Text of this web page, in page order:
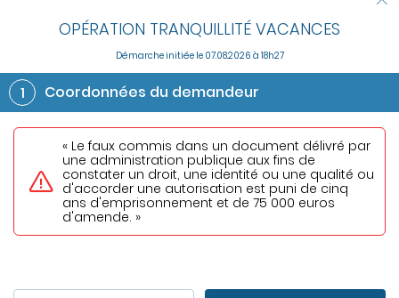
OPÉRATION TRANQUILLITÉ VACANCES
Démarche initiée le 07.08.2026 à 18h27
1 Coordonnées du demandeur
« Le faux commis dans un document délivré par
une administration publique aux fins de
constater un droit, une identité ou une qualité ou
d'accorder une autorisation est puni de cinq
ans d'emprisonnement et de 75 000 euros
d'amende. »